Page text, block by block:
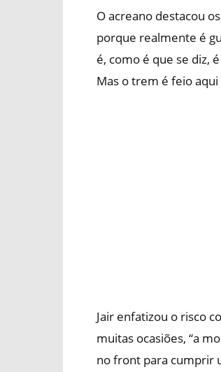
O acreano destacou
porque realmente é
é, como é que se diz,
Mas o trem é feio aqui
Jair enfatizou o risco
muitas ocasiões, “a
no front para cumprir